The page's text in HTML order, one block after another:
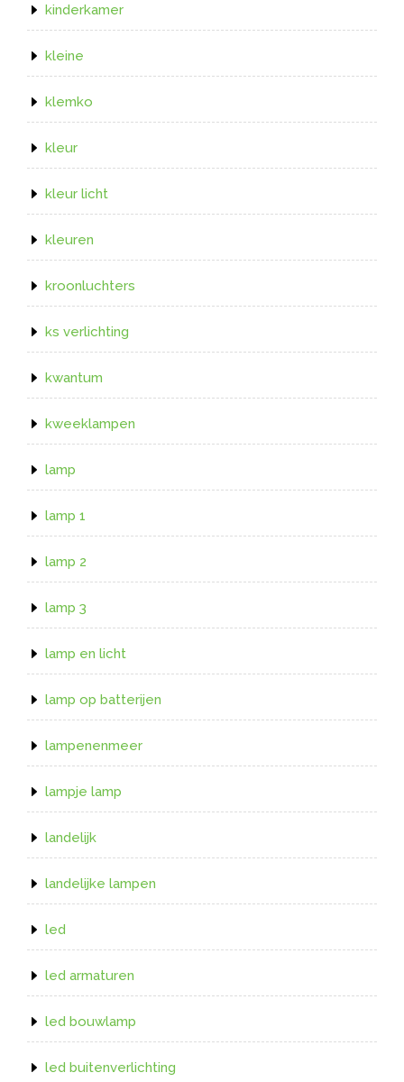
kinderkamer
kleine
klemko
kleur
kleur licht
kleuren
kroonluchters
ks verlichting
kwantum
kweeklampen
lamp
lamp 1
lamp 2
lamp 3
lamp en licht
lamp op batterijen
lampenenmeer
lampje lamp
landelijk
landelijke lampen
led
led armaturen
led bouwlamp
led buitenverlichting